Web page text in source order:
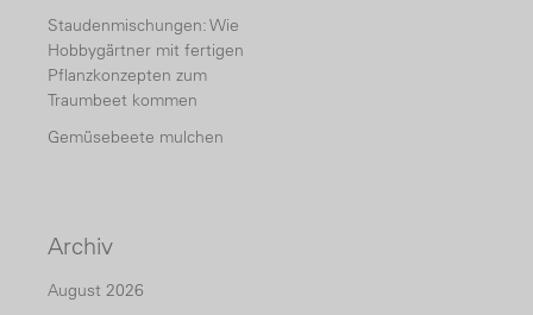
Staudenmischungen: Wie
Hobbygärtner mit fertigen
Pflanzkonzepten zum
Traumbeet kommen
Gemüsebeete mulchen
Archiv
August 2026